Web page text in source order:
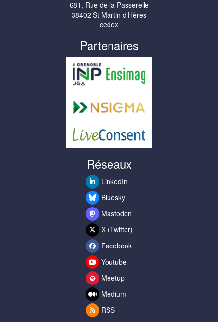
681, Rue de la Passerelle
38402 St Martin d'Hères
cedex
Partenaires
Réseaux
LinkedIn
Bluesky
Mastodon
X (Twitter)
Facebook
Youtube
Meetup
Medium
RSS